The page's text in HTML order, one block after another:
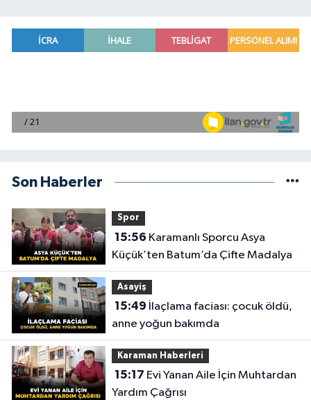
Son Haberler
Spor
15:56
Küçük’ten Batum’da Çifte Madalya
Asayiş
15:49
anne yoğun bakımda
Karaman Haberleri
15:17
Yardım Çağrısı